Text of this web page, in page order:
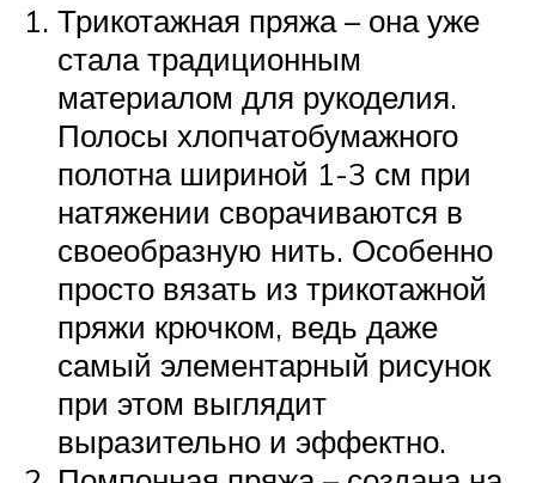
Трикотажная пряжа – она уже
стала традиционным
материалом для рукоделия.
Полосы хлопчатобумажного
полотна шириной 1-3 см при
натяжении сворачиваются в
своеобразную нить. Особенно
просто вязать из трикотажной
пряжи крючком, ведь даже
самый элементарный рисунок
при этом выглядит
выразительно и эффектно.